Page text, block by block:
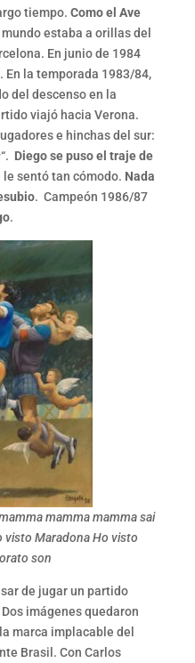
tiempo. Como el Ave
estaba a orillas del
En junio de 1984
. En la temporada 1983/84,
del descenso en la
viajó hacia Verona.
e hinchas del sur:
“. Diego se puso el traje de
le sentó tan cómodo. Nada
. Campeón 1986/87
.
mamma mamma sai
visto Maradona Ho visto
son
de jugar un partido
imágenes quedaron
marca implacable del
Brasil. Con Carlos